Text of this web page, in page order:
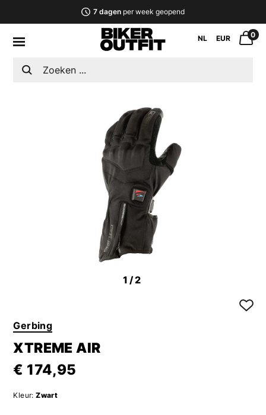
7 dagenper week geopend
NL EUR 0
1/2
Gerbing
XTREME AIR
€ 174,95
Kleur: Zwart